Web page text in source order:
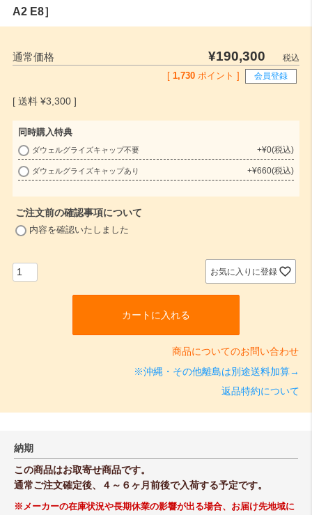
A2 E8］
通常価格 ¥190,300
税込
1,730 ポイント ] 会員登録
¥3,300
同時購入特典
(
必
)
ダウェルグライズキャップ不要 +¥0 税込
ダウェルグライズキャップあり +¥660 税込
ご注文前の確認事項について
内容を確認いたしました
お気に入りに登録
カートに入れる
商品についてのお問い合わせ
※沖縄・その他離島は別途送料加算→
返品特約について
納期
この商品はお取寄せ商品です。
通常ご注文確定後、４～６ヶ月前後で入荷する予定です。
※メーカーの在庫状況や長期休業の影響が出る場合、お届け先地域に